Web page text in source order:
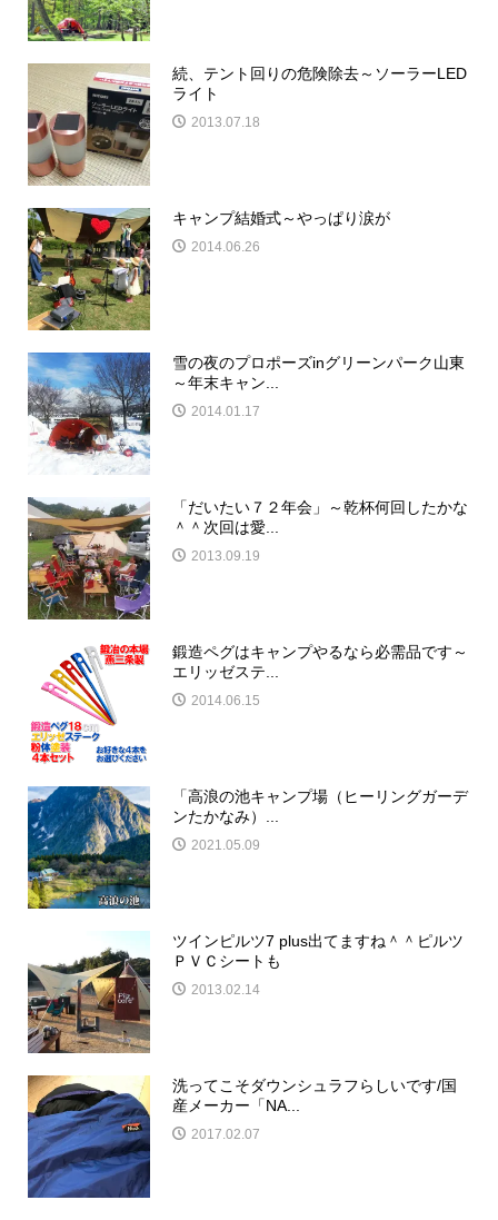
続、テント回りの危険除去～ソーラーLED
ライト
2013.07.18
キャンプ結婚式～やっぱり涙が
2014.06.26
雪の夜のプロポーズinグリーンパーク山東
～年末キャン...
2014.01.17
「だいたい７２年会」～乾杯何回したかな
＾＾次回は愛...
2013.09.19
鍛造ペグはキャンプやるなら必需品です～
エリッゼステ...
2014.06.15
「高浪の池キャンプ場（ヒーリングガーデ
ンたかなみ）...
2021.05.09
ツインピルツ7 plus出てますね＾＾ピルツ
ＰＶＣシートも
2013.02.14
洗ってこそダウンシュラフらしいです/国
産メーカー「NA...
2017.02.07